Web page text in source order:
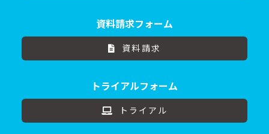
資料請求フォーム
資料請求
トライアルフォーム
トライアル